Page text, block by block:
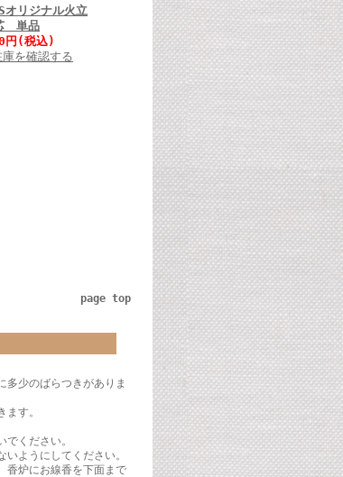
オリジナル火立
単品
円(税込)
庫を確認する
page top
多少のばらつきがありま
す。
ください。
ようにしてください。
香炉にお線香を下面まで